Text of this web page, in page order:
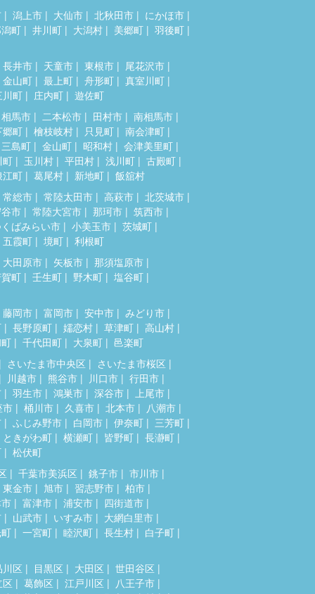
潟上市 大仙市 北秋田市
にかほ市
町
井川町 大潟村 美郷町 羽後町
長井市 天童市 東根市
尾花沢市
金山町
最上町 舟形町
真室川町
川町
庄内町
遊佐町
相馬市
二本松市 田村市
南相馬市
郷町
檜枝岐村 只見町
南会津町
三島町
金山町 昭和村
会津美里町
町
玉川村 平田村 浅川町
古殿町
江町
葛尾村 新地町
飯舘村
常総市
常陸太田市 高萩市
北茨城市
市
常陸大宮市 那珂市
筑西市
ばみらい市
小美玉市
茨城町
五霞町
境町
利根町
大田原市
矢板市
那須塩原市
町
壬生町 野木町 塩谷町
藤岡市 富岡市 安中市
みどり市
長野原町 嬬恋村 草津町
高山村
千代田町 大泉町
邑楽町
さいたま市中央区
さいたま市桜区
川越市
熊谷市 川口市
行田市
羽生市 鴻巣市 深谷市
上尾市
市
桶川市 久喜市 北本市
八潮市
ふじみ野市 白岡市 伊奈町
三芳町
ときがわ町
横瀬町 皆野町
長瀞町
松伏町
千葉市美浜区 銚子市
市川市
東金市
旭市 習志野市
柏市
富津市 浦安市
四街道市
山武市 いすみ市
大網白里市
一宮町 睦沢町 長生村 白子町
川区 目黒区 大田区
世田谷区
葛飾区 江戸川区
八王子市